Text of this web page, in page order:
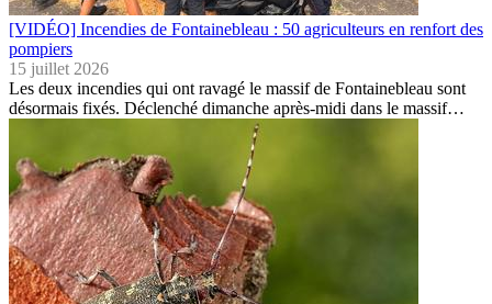
[VIDÉO] Incendies de Fontainebleau : 50 agriculteurs en renfort des
pompiers
15 juillet 2026
Les deux incendies qui ont ravagé le massif de Fontainebleau sont
désormais fixés. Déclenché dimanche après-midi dans le massif…